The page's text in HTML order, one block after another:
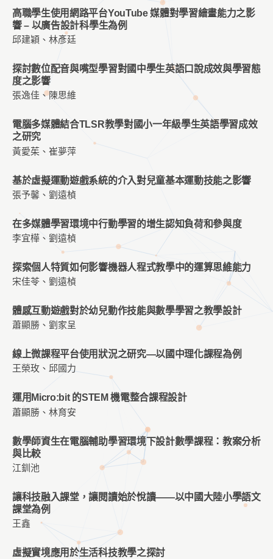
高職學生使用網路平台YouTube 媒體對學習繪畫能力之影
響 – 以廣告設計科學生為例
邱建穎、林彥廷
探討數位配音與嘴型學習對國中學生英語口說成效與學習態
度之影響
張逸佳、陳思維
電腦多媒體結合TLSR教學對國小一年級學生英語學習成效
之研究
黃愛茱、崔夢萍
基於虛擬運動遊戲系統的介入對兒童基本運動技能之影響
張予馨、劉遠楨
在多媒體學習環境中行動學習的增生認知負荷和參與度
李宜樺、劉遠楨
探索個人特質如何影響機器人程式教學中的運算思維能力
宋佳苓、劉遠楨
體感互動遊戲對於幼兒動作技能與數學學習之教學設計
蕭顯勝、劉家呈
線上微課程平台使用狀況之研究—以國中理化課程為例
王榮玫、邱國力
運用Micro:bit 的STEM 機電整合課程設計
蕭顯勝、林育安
數學師資生在電腦輔助學習環境下設計數學課程：教案分析
與比較
江釧池
讓科技融⼊課堂，讓閱讀始於悅讀——以中國⼤陸小學語⽂
課堂為例
王鑫
虛擬實境應用於生活科技教學之探討